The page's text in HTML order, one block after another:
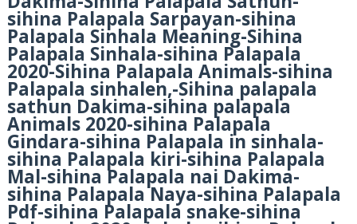
sihina Palapala Sarpayan-sihina
Palapala Sinhala Meaning-Sihina
Palapala Sinhala-sihina Palapala
2020-Sihina Palapala Animals-sihina
Palapala sinhalen,-Sihina palapala
sathun Dakima-sihina palapala
Animals 2020-sihina Palapala
Gindara-sihina Palapala in sinhala-
sihina Palapala kiri-sihina Palapala
Mal-sihina Palapala nai Dakima-
sihina Palapala Naya-sihina Palapala
Pdf-sihina Palapala snake-sihina